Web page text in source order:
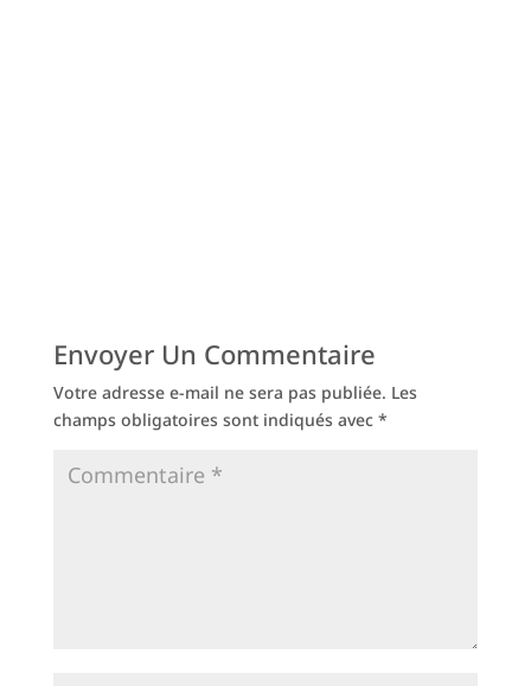
Envoyer Un Commentaire
Votre adresse e-mail ne sera pas publiée. Les
champs obligatoires sont indiqués avec *